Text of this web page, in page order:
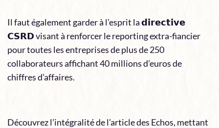
Il faut également garder à l’esprit la 𝗱𝗶𝗿𝗲𝗰𝘁𝗶𝘃𝗲
𝗖𝗦𝗥𝗗 visant à renforcer le reporting extra-fiancier
pour toutes les entreprises de plus de 250
collaborateurs affichant 40 millions d’euros de
chiffres d’affaires.
Découvrez l’intégralité de l’article des Echos, mettant